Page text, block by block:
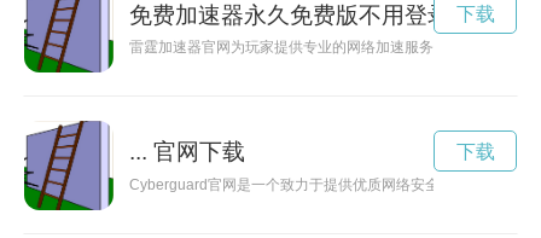
免费加速器永久免费版不用登录
雷霆加速器官网为玩家提供专业的网络加速服务，帮助玩家提
下载
... 官网下载
Cyberguard官网是一个致力于提供优质网络安全服务的平台，
下载